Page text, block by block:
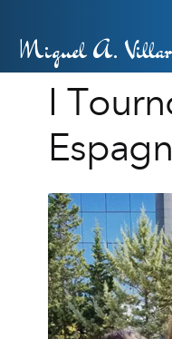
Miguel A.
I